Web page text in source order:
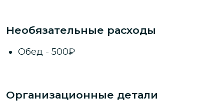
Необязательные расходы
Обед - 500₽
Организационные детали